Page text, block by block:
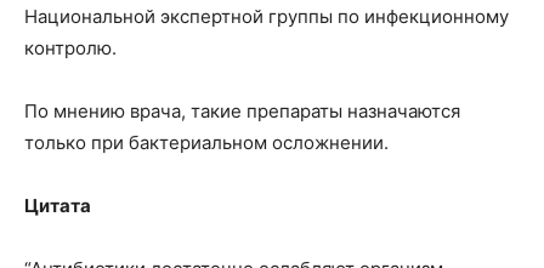
Национальной экспертной группы по инфекционному
контролю.
По мнению врача, такие препараты назначаются
только при бактериальном осложнении.
Цитата